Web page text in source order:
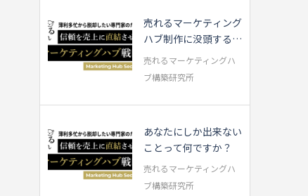
売れるマーケティング
ハブ制作に没頭する中
で・・・
売れるマーケティングハ
ブ構築研究所
あなたにしか出来ない
ことって何ですか？
売れるマーケティングハ
ブ構築研究所